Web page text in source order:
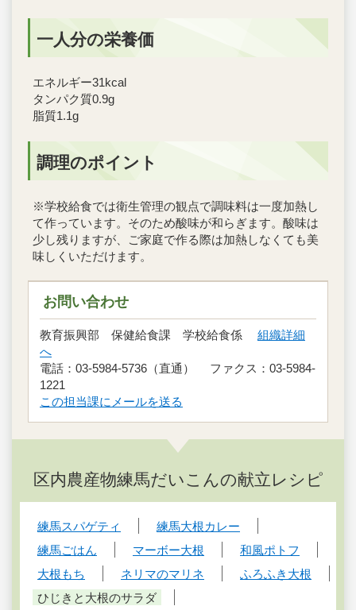
一人分の栄養価
エネルギー31kcal
タンパク質0.9g
脂質1.1g
調理のポイント
※学校給食では衛生管理の観点で調味料は一度加熱し
て作っています。そのため酸味が和らぎます。酸味は
少し残りますが、ご家庭で作る際は加熱しなくても美
味しくいただけます。
お問い合わせ
教育振興部 保健給食課 学校給食係 組織詳細
へ
電話：03-5984-5736（直通） ファクス：03-5984-
1221
この担当課にメールを送る
区内農産物練馬だいこんの献立レシピ
練馬スパゲティ
練馬大根カレー
練馬ごはん
マーボー大根
和風ポトフ
大根もち
ネリマのマリネ
ふろふき大根
ひじきと大根のサラダ